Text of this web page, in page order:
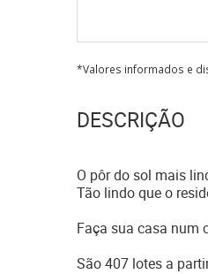
*Valores informados e
DESCRIÇÃO
O pôr do sol mais
Tão lindo que o
Faça sua casa num
São 407 lotes a